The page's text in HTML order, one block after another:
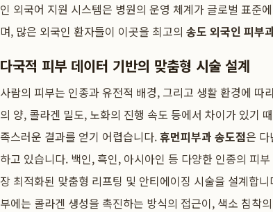
인 외국어 지원 시스템은 병원의 운영 체계가 글로벌 표준
며, 많은 외국인 환자들이 이곳을 최고의 송도 외국인 피부
다국적 피부 데이터 기반의 맞춤형 시술 설계
사람의 피부는 인종과 유전적 배경, 그리고 생활 환경에
의 양, 콜라겐 밀도, 노화의 진행 속도 등에서 차이가 있기
족스러운 결과를 얻기 어렵습니다.휴먼피부과 송도점은
하고 있습니다. 백인, 흑인, 아시아인 등 다양한 인종의 피
장 최적화된 맞춤형 리프팅 및 안티에이징 시술을 설계합
부에는 콜라겐 생성을 촉진하는 방식의 접근이, 색소 침착